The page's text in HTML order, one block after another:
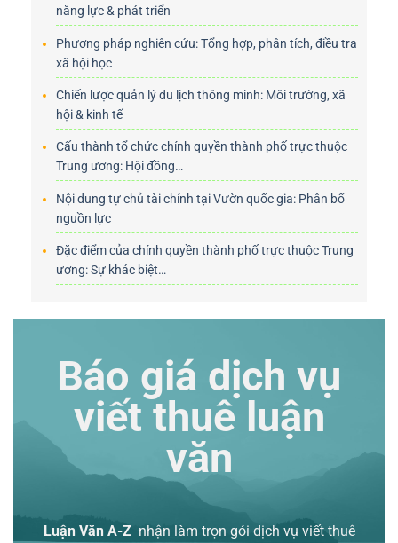
năng lực & phát triển
Phương pháp nghiên cứu: Tổng hợp, phân tích, điều tra
xã hội học
Chiến lược quản lý du lịch thông minh: Môi trường, xã
hội & kinh tế
Cấu thành tổ chức chính quyền thành phố trực thuộc
Trung ương: Hội đồng…
Nội dung tự chủ tài chính tại Vườn quốc gia: Phân bổ
nguồn lực
Đặc điểm của chính quyền thành phố trực thuộc Trung
ương: Sự khác biệt…
Báo giá dịch vụ
viết thuê luận
văn
Luận Văn A-Z nhận làm trọn gói dịch vụ viết thuê